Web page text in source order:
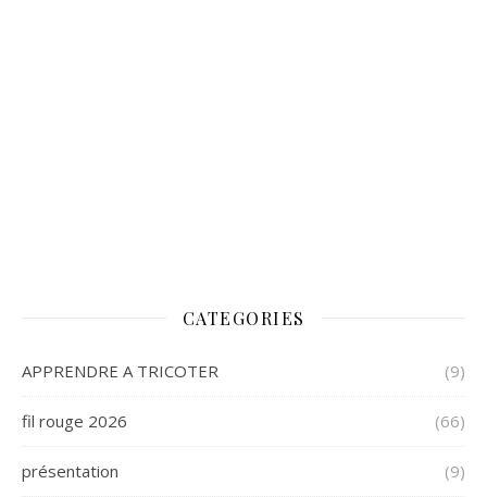
CATEGORIES
APPRENDRE A TRICOTER (9)
fil rouge 2026 (66)
présentation (9)